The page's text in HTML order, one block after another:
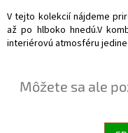
V tejto kolekcií nájdeme
až po hlboko hnedú.V
interiérovú atmosféru
Môžete sa ale